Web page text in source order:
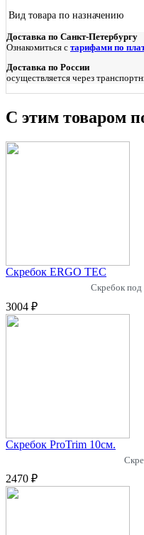
Вид товара по назначению
Доставка по Санкт-Петербургу
Ознакомиться с тарифами по
Доставка по России
осуществляется через
С этим товаром
Скребок ERGO TEC
Скребок
3004 ₽
Скребок ProTrim 10см.
2470 ₽